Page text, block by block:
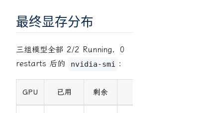
最终显存分布
三组模型全部 2/2 Running，0
restarts 后的
nvidia-smi ：
GPU 已用 剩余